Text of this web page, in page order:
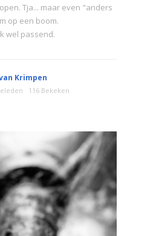
Tja... maar even "anders
op een boom.
wel passend.
Krimpen
116 Bekeken